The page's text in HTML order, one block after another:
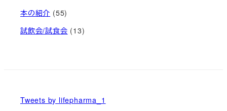
本の紹介 (55)
試飲会/試食会 (13)
Tweets by lifepharma_1